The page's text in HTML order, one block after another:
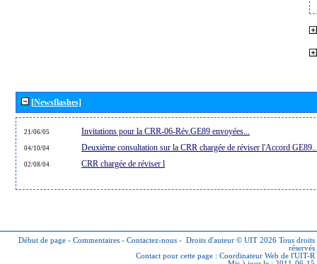
[Newsflashes]
21/06/05 Invitations pour la CRR-06-Rév.GE89 envoyées...
04/10/04 Deuxième consultation sur la CRR chargée de réviser l'Accord
02/08/04 CRR chargée de réviser l
Début de page - Commentaires - Contactez-nous - Droits d'auteur © UIT 2026 Tous droits
réservés
Contact pour cette page : Coordinateur Web de l'UIT-R